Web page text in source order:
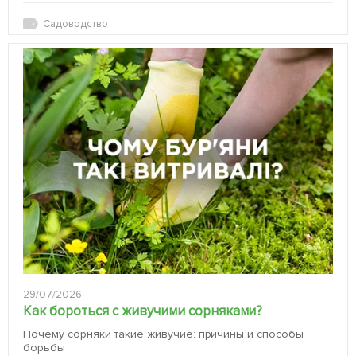
Садоводство
29/07/2026
Как бороться с живучими сорняками?
Почему сорняки такие живучие: причины и способы
борьбы